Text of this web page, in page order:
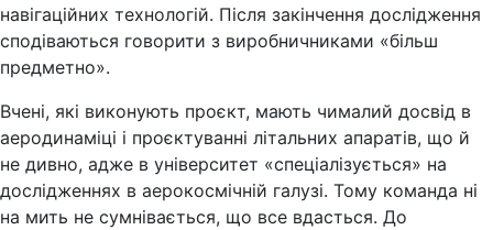
навігаційних технологій. Після закінчення дослідження
сподіваються говорити з виробничниками «більш
предметно».
Вчені, які виконують проєкт, мають чималий досвід в
аеродинаміці і проєктуванні літальних апаратів, що й
не дивно, адже в університет «спеціалізується» на
дослідженнях в аерокосмічній галузі. Тому команда ні
на мить не сумнівається, що все вдасться. До